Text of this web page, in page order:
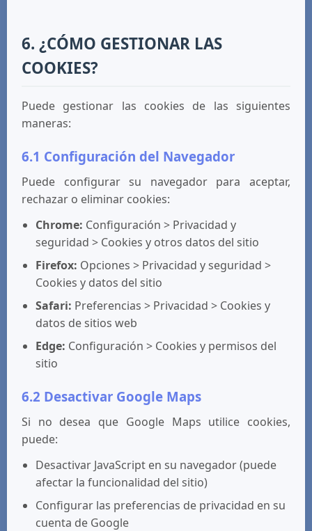
6. ¿CÓMO GESTIONAR LAS
COOKIES?
Puede gestionar las cookies de las siguientes
maneras:
6.1 Configuración del Navegador
Puede configurar su navegador para aceptar,
rechazar o eliminar cookies:
Chrome: Configuración > Privacidad y
seguridad > Cookies y otros datos del sitio
Firefox: Opciones > Privacidad y seguridad >
Cookies y datos del sitio
Safari: Preferencias > Privacidad > Cookies y
datos de sitios web
Edge: Configuración > Cookies y permisos del
sitio
6.2 Desactivar Google Maps
Si no desea que Google Maps utilice cookies,
puede:
Desactivar JavaScript en su navegador (puede
afectar la funcionalidad del sitio)
Configurar las preferencias de privacidad en su
cuenta de Google